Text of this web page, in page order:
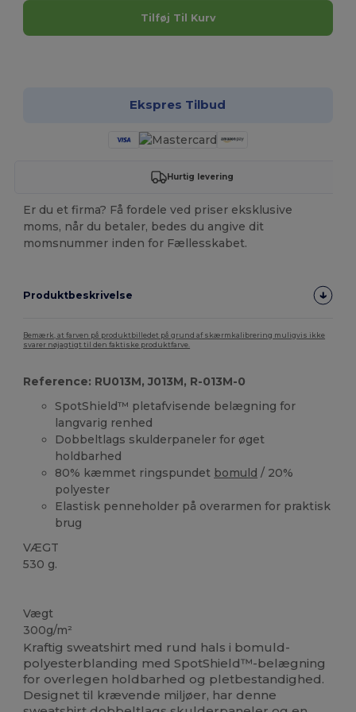
Tilføj Til Kurv
Ekspres Tilbud
Hurtig levering
Er du et firma? Få fordele ved priser eksklusive
moms, når du betaler, bedes du angive dit
momsnummer inden for Fællesskabet.
Produktbeskrivelse
Bemærk, at farven på produktbilledet på grund af skærmkalibrering muligvis ikke
svarer nøjagtigt til den faktiske produktfarve.
Reference: RU013M, J013M, R-013M-0
SpotShield™ pletafvisende belægning for
langvarig renhed
Dobbeltlags skulderpaneler for øget
holdbarhed
80% kæmmet ringspundet bomuld / 20%
polyester
Elastisk penneholder på overarmen for praktisk
brug
VÆGT
530 g.
Vægt
300g/m²
Kraftig sweatshirt med rund hals i bomuld-
polyesterblanding med SpotShield™-belægning
for overlegen holdbarhed og pletbestandighed.
Designet til krævende miljøer, har denne